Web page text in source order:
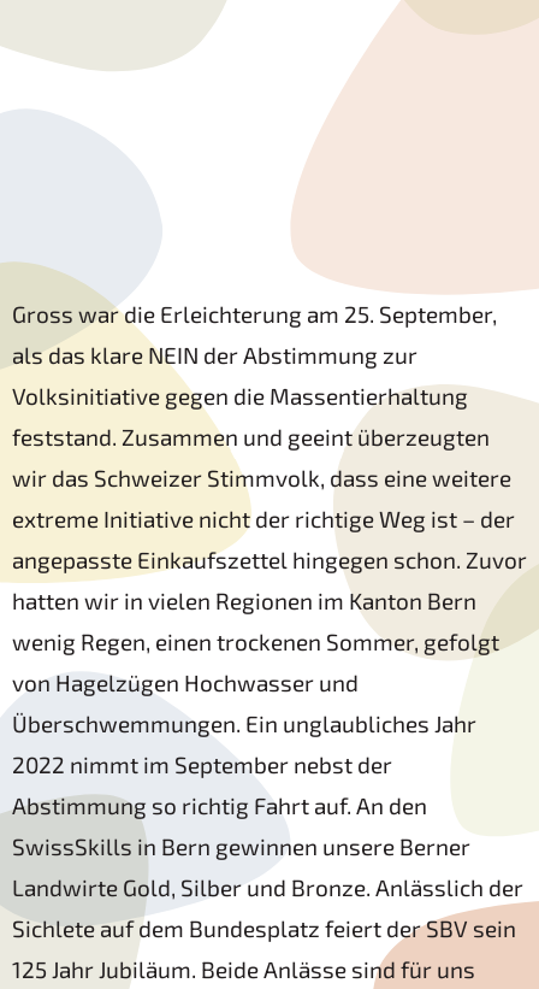
Gross war die Erleichterung am 25. September,
als das klare NEIN der Abstimmung zur
Volksinitiative gegen die Massentierhaltung
feststand. Zusammen und geeint überzeugten
wir das Schweizer Stimmvolk, dass eine weitere
extreme Initiative nicht der richtige Weg ist – der
angepasste Einkaufszettel hingegen schon. Zuvor
hatten wir in vielen Regionen im Kanton Bern
wenig Regen, einen trockenen Sommer, gefolgt
von Hagelzügen Hochwasser und
Überschwemmungen. Ein unglaubliches Jahr
2022 nimmt im September nebst der
Abstimmung so richtig Fahrt auf. An den
SwissSkills in Bern gewinnen unsere Berner
Landwirte Gold, Silber und Bronze. Anlässlich der
Sichlete auf dem Bundesplatz feiert der SBV sein
125 Jahr Jubiläum. Beide Anlässe sind für uns